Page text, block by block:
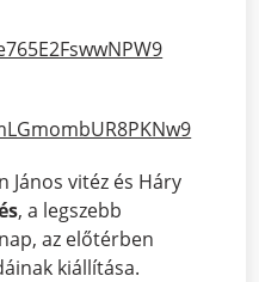
János vitéz és Háry
, a legszebb
az előtérben
kiállítása.